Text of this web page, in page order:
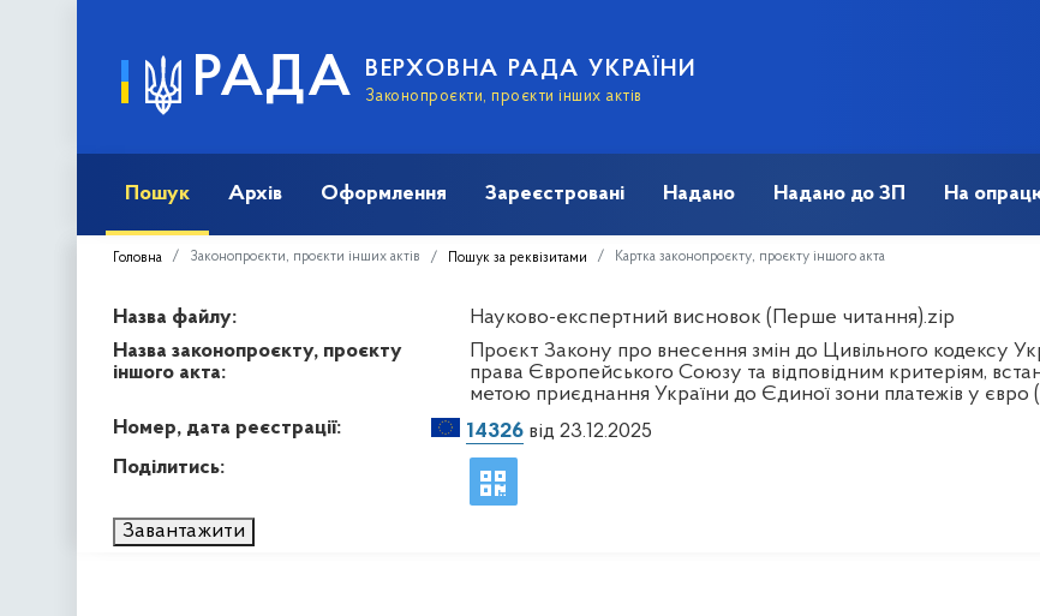
РАДА ВЕРХОВНА РАДА УКРАЇНИ
Законопроєкти, проєкти інших актів
Пошук Архів Оформлення Зареєстровані Надано Надано до ЗП На
Головна Законопроєкти, проєкти інших актів Пошук за реквізитами Картка законопроєкту, проєкту іншого акта
Назва файлу:
Науково-експертний висновок (Перше читання).zip
Назва законопроєкту, проєкту
іншого акта:
Проєкт Закону про внесення змін до Цивільного кодексу
права Європейського Союзу та відповідним критеріям,
метою приєднання України до Єдиної зони платежів у євро
Номер, дата реєстрації:
14326 від 23.12.2025
Поділитись:
Завантажити